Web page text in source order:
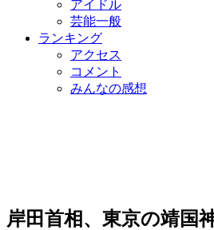
アイドル
芸能一般
ランキング
アクセス
コメント
みんなの感想
岸田首相、東京の靖国